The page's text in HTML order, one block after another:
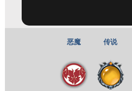
恶魔 传说